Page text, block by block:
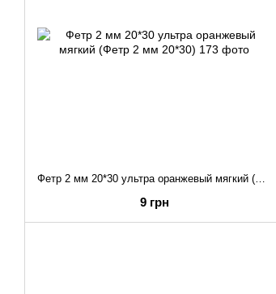
Фетр 2 мм 20*30 ультра оранжевый мягкий (Фетр 2 мм 20*30)
9 грн